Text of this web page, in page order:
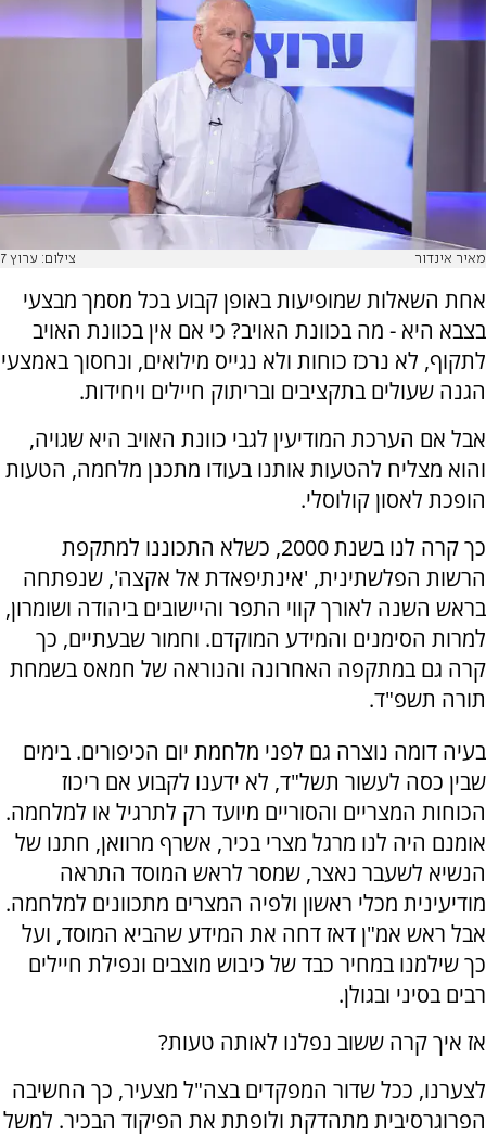
מאיר אינדור צילום: ערוץ 7
אחת השאלות שמופיעות באופן קבוע בכל מסמך מבצעי
בצבא היא - מה בכוונת האויב? כי אם אין בכוונת האויב
לתקוף, לא נרכז כוחות ולא נגייס מילואים, ונחסוך באמצעי
הגנה שעולים בתקציבים ובריתוק חיילים ויחידות.
אבל אם הערכת המודיעין לגבי כוונת האויב היא שגויה,
והוא מצליח להטעות אותנו בעודו מתכנן מלחמה, הטעות
הופכת לאסון קולוסלי.
כך קרה לנו בשנת 2000, כשלא התכוננו למתקפת
הרשות הפלשתינית, 'אינתיפאדת אל אקצה', שנפתחה
בראש השנה לאורך קווי התפר והיישובים ביהודה ושומרון,
למרות הסימנים והמידע המוקדם. וחמור שבעתיים, כך
קרה גם במתקפה האחרונה והנוראה של חמאס בשמחת
תורה תשפ"ד.
בעיה דומה נוצרה גם לפני מלחמת יום הכיפורים. בימים
שבין כסה לעשור תשל"ד, לא ידענו לקבוע אם ריכוז
הכוחות המצריים והסוריים מיועד רק לתרגיל או למלחמה.
אומנם היה לנו מרגל מצרי בכיר, אשרף מרוואן, חתנו של
הנשיא לשעבר נאצר, שמסר לראש המוסד התראה
מודיעינית מכלי ראשון ולפיה המצרים מתכוונים למלחמה.
אבל ראש אמ"ן דאז דחה את המידע שהביא המוסד, ועל
כך שילמנו במחיר כבד של כיבוש מוצבים ונפילת חיילים
רבים בסיני ובגולן.
אז איך קרה ששוב נפלנו לאותה טעות?
לצערנו, ככל שדור המפקדים בצה"ל מצעיר, כך החשיבה
הפרוגרסיבית מתהדקת ולופתת את הפיקוד הבכיר. למשל